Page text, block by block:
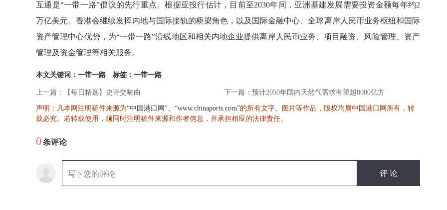
互通是“一带一路”倡议的先行重点。根据亚投行估计，目前至2030年间，亚洲基建发展需要投资金额每年约2
万亿美元。香港会继续发挥内地与国际接轨的桥梁角色，以及国际金融中心、全球离岸人民币业务枢纽和国际
资产管理中心优势，为“一带一路”沿线地区和相关内地企业提供离岸人民币业务、项目融资、风险管理、资产
管理及资金管理等相关服务。
本文关键词：一带一路 标签：一带一路
上一篇：【每日精选】史诗交响曲 下一篇：预计2050年国内天然气需求有望超8000亿方
声明：凡本网注明稿件来源为“中国港口网”、 “www.chinaports.com”的所有文字、图片等作品，版权均属中国港口网所有，转
载必究。若转载使用，须同时注明稿件来源和作者信息，并承担相应的法律责任。
0条评论